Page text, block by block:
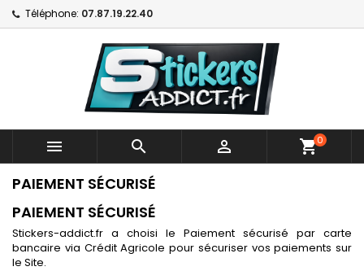
Téléphone: 07.87.19.22.40
   shopping_cart0
PAIEMENT SÉCURISÉ
PAIEMENT SÉCURISÉ
Stickers-addict.fr a choisi le Paiement sécurisé par carte
bancaire via Crédit Agricole pour sécuriser vos paiements sur
le Site.